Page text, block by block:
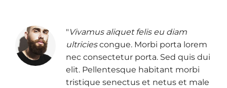
" Vivamus aliquet felis eu diam
ultriciescongue. Morbi porta lorem
nec consectetur porta. Sed quis dui
elit. Pellentesque habitant morbi
tristique senectus et netus et male